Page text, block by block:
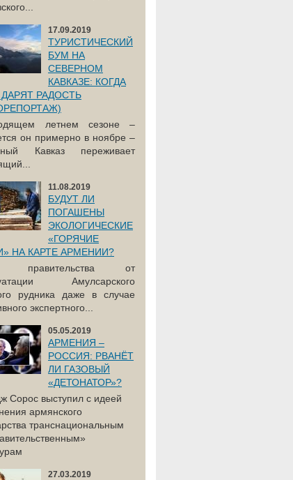
17.09.2019
ТУРИСТИЧЕСКИЙ
БУМ НА
СЕВЕРНОМ
КАВКАЗЕ: КОГДА
РАДОСТЬ
летнем сезоне –
он примерно в ноябре –
Кавказ переживает
11.08.2019
БУДУТ ЛИ
ПОГАШЕНЫ
ЭКОЛОГИЧЕСКИЕ
«ГОРЯЧИЕ
НА КАРТЕ АРМЕНИИ?
правительства от
Амулсарского
рудника даже в случае
экспертного...
05.05.2019
АРМЕНИЯ –
РОССИЯ: РВАНЁТ
ЛИ ГАЗОВЫЙ
«ДЕТОНАТОР»?
Сорос выступил с идеей
армянского
транснациональным
27.03.2019